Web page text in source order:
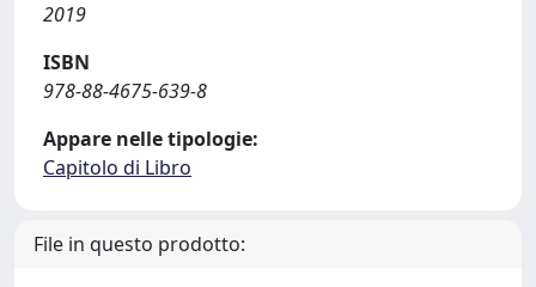
2019
ISBN
978-88-4675-639-8
Appare nelle tipologie:
Capitolo di Libro
File in questo prodotto: